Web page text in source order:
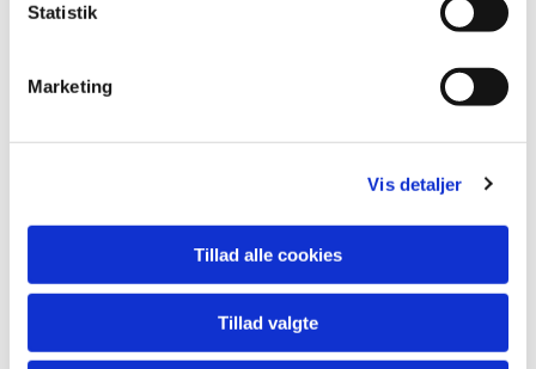
Statistik
Marketing
Vis detaljer
Tillad alle cookies
Tillad valgte